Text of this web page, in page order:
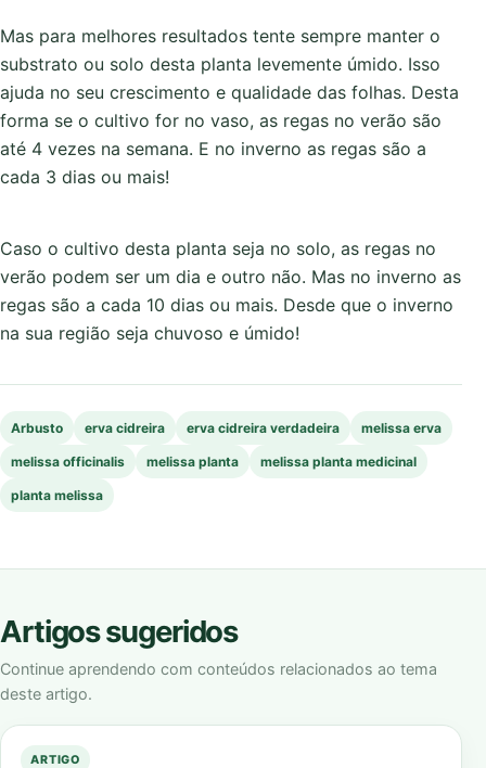
Mas para melhores resultados tente sempre manter o
substrato ou solo desta planta levemente úmido. Isso
ajuda no seu crescimento e qualidade das folhas. Desta
forma se o cultivo for no vaso, as regas no verão são
até 4 vezes na semana. E no inverno as regas são a
cada 3 dias ou mais!
Caso o cultivo desta planta seja no solo, as regas no
verão podem ser um dia e outro não. Mas no inverno as
regas são a cada 10 dias ou mais. Desde que o inverno
na sua região seja chuvoso e úmido!
Arbusto erva cidreira erva cidreira verdadeira melissa erva
melissa officinalis melissa planta melissa planta medicinal
planta melissa
Artigos sugeridos
Continue aprendendo com conteúdos relacionados ao tema
deste artigo.
ARTIGO